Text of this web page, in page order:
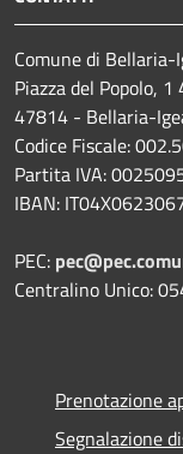
Comune di Bellaria-
Piazza del Popolo,
47814 - Bellaria-
Codice Fiscale:
Partita IVA:
IBAN:
PEC:
Centralino Unico:
Prenotazione
Segnalazione